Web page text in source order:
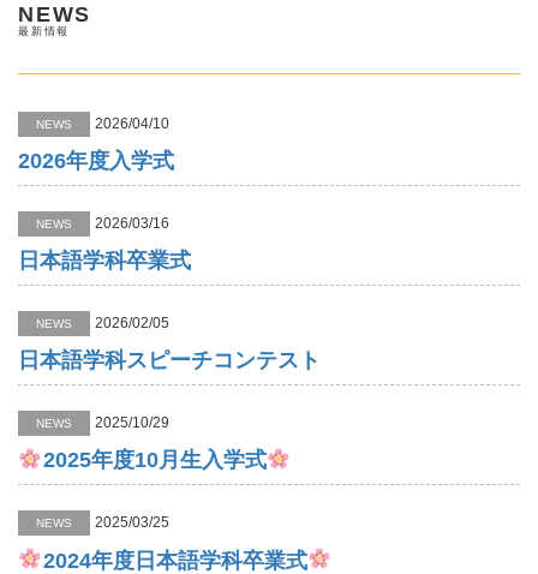
NEWS
最新情報
NEWS 2026/04/10
2026年度入学式
NEWS 2026/03/16
日本語学科卒業式
NEWS 2026/02/05
日本語学科スピーチコンテスト
NEWS 2025/10/29
2025年度10月生入学式
NEWS 2025/03/25
2024年度日本語学科卒業式